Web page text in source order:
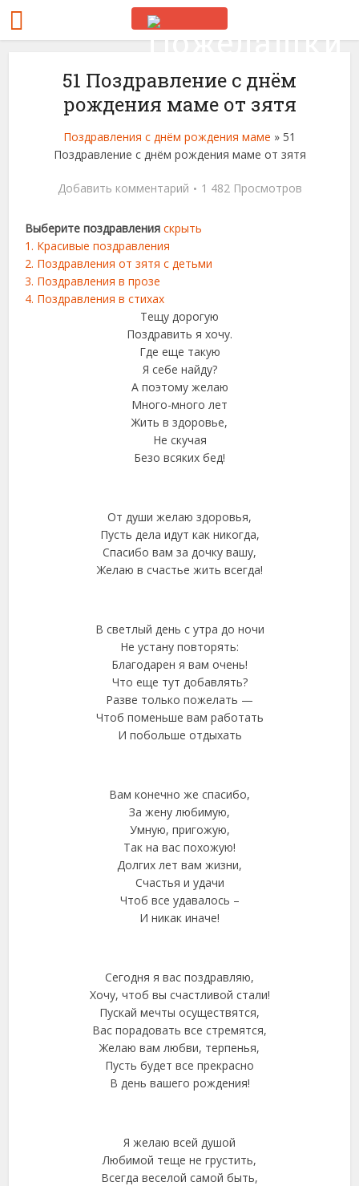
51 Поздравление с днём
рождения маме от зятя
Поздравления с днём рождения маме » 51
Поздравление с днём рождения маме от зятя
Добавить комментарий 1 482 Просмотров
Выберите поздравления скрыть
1. Красивые поздравления
2. Поздравления от зятя с детьми
3. Поздравления в прозе
4. Поздравления в стихах
Тещу дорогую
Поздравить я хочу.
Где еще такую
Я себе найду?
А поэтому желаю
Много-много лет
Жить в здоровье,
Не скучая
Безо всяких бед!
От души желаю здоровья,
Пусть дела идут как никогда,
Спасибо вам за дочку вашу,
Желаю в счастье жить всегда!
В светлый день с утра до ночи
Не устану повторять:
Благодарен я вам очень!
Что еще тут добавлять?
Разве только пожелать —
Чтоб поменьше вам работать
И побольше отдыхать
Вам конечно же спасибо,
За жену любимую,
Умную, пригожую,
Так на вас похожую!
Долгих лет вам жизни,
Счастья и удачи
Чтоб все удавалось –
И никак иначе!
Сегодня я вас поздравляю,
Хочу, чтоб вы счастливой стали!
Пускай мечты осуществятся,
Вас порадовать все стремятся,
Желаю вам любви, терпенья,
Пусть будет все прекрасно
В день вашего рождения!
Я желаю всей душой
Любимой теще не грустить,
Всегда веселой самой быть,